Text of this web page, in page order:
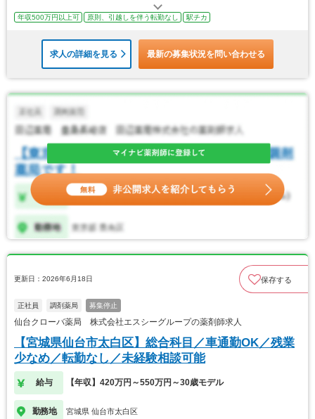
年収500万円以上可 原則、引越しを伴う転勤なし 駅チカ
求人の詳細を見る 最新の募集状況を問い合わせる
更新日：2026年6月18日 保存する
正社員 調剤薬局 募集停止
仙台クローバ薬局 株式会社エスシーグループの薬剤師求人
【宮城県仙台市太白区】総合科目／車通勤OK／残業
少なめ／転勤なし／未経験相談可能
給与 【年収】420万円～550万円～30歳モデル
勤務地 宮城県 仙台市太白区